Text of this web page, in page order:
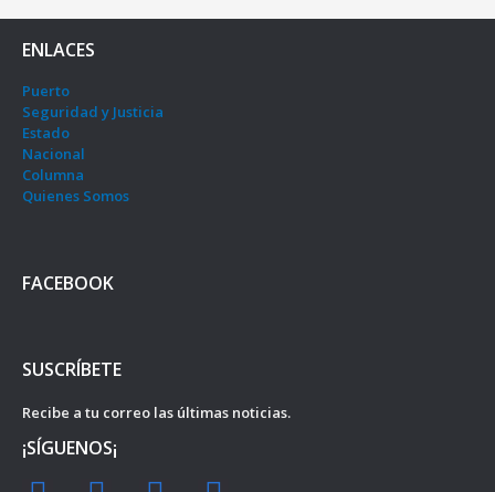
ENLACES
Puerto
Seguridad y Justicia
Estado
Nacional
Columna
Quienes Somos
FACEBOOK
SUSCRÍBETE
Recibe a tu correo las últimas noticias.
¡SÍGUENOS¡